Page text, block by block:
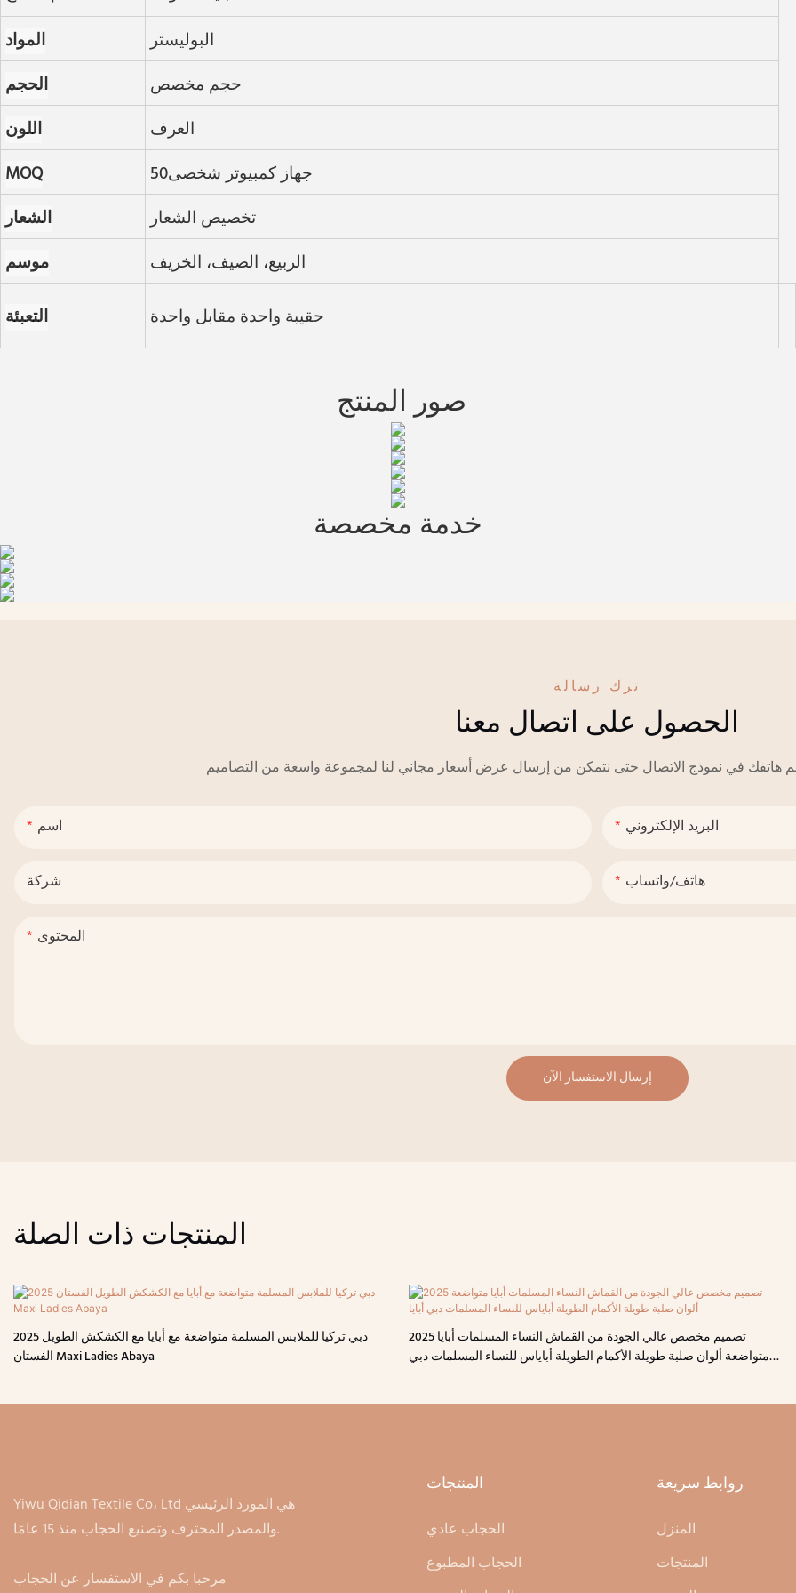
المواد
البوليستر
الحجم
حجم مخصص
اللون
العرف
MOQ
جهاز كمبيوتر شخصى50
الشعار
تخصيص الشعار
موسم
الربيع، الصيف، الخريف
التعبئة
صور المنتج
خدمة مخصصة
ترك رسالة
الحصول على اتصال معنا
اسم البريد الإلكتروني
شركة هاتف/واتساب
المحتوى
إرسال الاستفسار الآن
المنتجات ذات الصلة
2025 دبي تركيا للملابس المسلمة متواضعة مع أبايا مع الكشكش الطويل
الفستان Maxi Ladies Abaya
2025 تصميم مخصص عالي الجودة من القماش النساء المسلمات أبايا
متواضعة ألوان صلبة طويلة الأكمام الطويلة أباياس للنساء المسلمات دبي
Yiwu Qidian Textile Co، Ltd هي المورد الرئيسي
والمصدر المحترف وتصنيع الحجاب منذ 15 عامًا.
مرحبا بكم في الاستفسار عن الحجاب
المنتجات روابط سريعة
المنزل
المنتجات